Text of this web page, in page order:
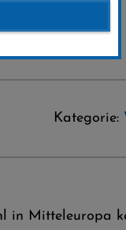
Kategorie:
in Mitteleuropa